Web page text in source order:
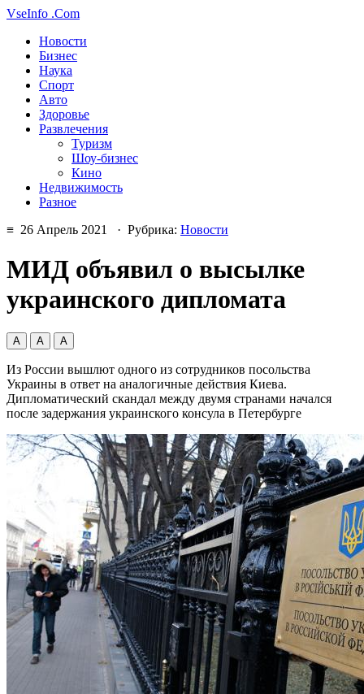
VseInfo .Com
Новости
Бизнес
Наука
Спорт
Авто
Здоровье
Развлечения
Туризм
Шоу-бизнес
Кино
Недвижимость
Разное
≡ 26 Апрель 2021 · Рубрика: Новости
МИД объявил о высылке
украинского дипломата
А А А
Из России вышлют одного из сотрудников посольства
Украины в ответ на аналогичные действия Киева.
Дипломатический скандал между двумя странами начался
после задержания украинского консула в Петербурге